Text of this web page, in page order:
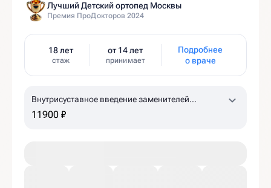
Лучший Детский ортопед Москвы
Премия ПроДокторов 2024
18 лет
стаж
от 14 лет
принимает
Подробнее
о враче
Внутрисуставное введение заменителей
синовиальной жидкости Гиалджект (коленный,
11900 ₽